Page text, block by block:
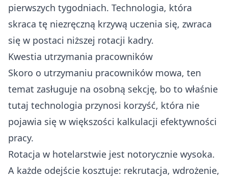
pierwszych tygodniach. Technologia, która
skraca tę niezręczną krzywą uczenia się, zwraca
się w postaci niższej rotacji kadry.
Kwestia utrzymania pracowników
Skoro o utrzymaniu pracowników mowa, ten
temat zasługuje na osobną sekcję, bo to właśnie
tutaj technologia przynosi korzyść, która nie
pojawia się w większości kalkulacji efektywności
pracy.
Rotacja w hotelarstwie jest notorycznie wysoka.
A każde odejście kosztuje: rekrutacja, wdrożenie,